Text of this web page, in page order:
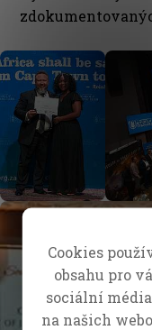
Cookies
obsahu pro
sociální
na našich